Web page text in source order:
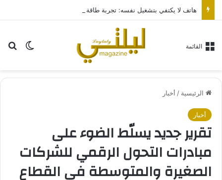
الوضع القائمة
الرئيسية / أخبار
أخبار
تقرير جديد يسلّط الضوء على
مبادرات التحول الرقمي للشركات
الصغيرة والمتوسطة في القطاع